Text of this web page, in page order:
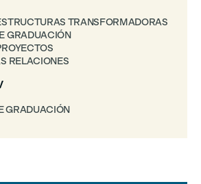
TRANSFORMADORAS
GRADUACIÓN
RELACIONES
GRADUACIÓN